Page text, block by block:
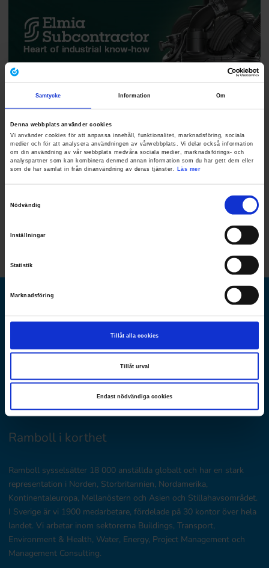
Samtycke Information Om
Denna webbplats använder cookies
Vi använder cookies för att anpassa innehåll, funktionalitet, marknadsföring, sociala
medier och för att analysera användningen av vårwebbplats. Vi delar också information
om din användning av vår webbplats medvåra sociala medier, marknadsförings- och
analyspartner som kan kombinera denmed annan information som du har gett dem eller
som de har samlat in från dinanvändning av deras tjänster.
Läs mer
Nödvändig
Inställningar
Statistik
Marknadsföring
Tillåt alla cookies
Tillåt urval
Endast nödvändiga cookies
Ramboll Sverige
Huvudkontor: Krukmakargatan 21, Stockholm
104 62 Stockholm
E-post: utbildning@ramboll.se
Ramboll i korthet
Ramboll sysselsätter 18 000 anställda globalt och har en stark
representation i Norden, Storbritannien, Nordamerika,
Kontinentaleuropa, Mellanöstern och Asien och Stillahavsområdet.
I Sverige är vi 1900 medarbetare, fördelade på 30 kontor över hela
landet. Vi arbetar inom sektorerna Buildings, Transport,
Environment & Health, Water, Energy, Project Management och
Management Consulting.